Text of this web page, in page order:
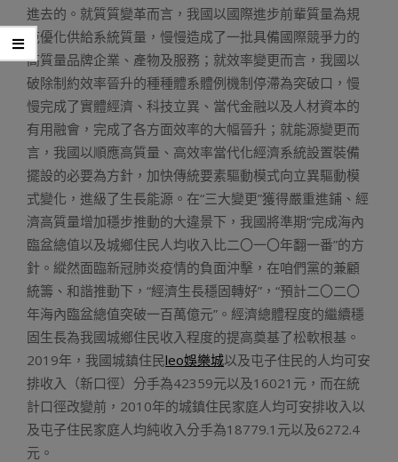
進去的。就質質變革而言，我國以國際進步前輩質量為規
范優化供給系統質量，慢慢造成了一批具備國際競爭力的
高質量品牌企業、產物及服務；就效率變更而言，我國以
破除制約效率晉升的種種體系體例機制停滯為突破口，慢
慢完成了實體經濟、科技立異、當代金融以及人材資本的
有用融會，完成了各方面效率的大幅晉升；就能源變更而
言，我國以順應高質量、高效率當代化經濟系統設置裝備
擺設的必要為方針，加快傳統要素驅動模式向立異驅動模
式變化，進級了生長能源。在“三大變更”獲得嚴重進鋪、經
濟高質量增加穩步推動的大違景下，我國將準期“完成海內
臨盆總值以及城鄉住民人均收入比二〇一〇年翻一番”的方
針。縱然面臨新冠肺炎疫情的負面沖擊，在咱們黨的兼顧
統籌、和諧推動下，“經濟生長穩固轉好”，“預計二〇二〇
年海內臨盆總值突破一百萬億元”。經濟總體程度的繼續穩
固生長為我國城鄉住民收入程度的提高奠基了松軟根基。
2019年，我國城鎮住民leo娛樂城以及屯子住民的人均可安
排收入（新口徑）分手為42359元以及16021元，而在統
計口徑改變前，2010年的城鎮住民家庭人均可安排收入以
及屯子住民家庭人均純收入分手為18779.1元以及6272.4
元。